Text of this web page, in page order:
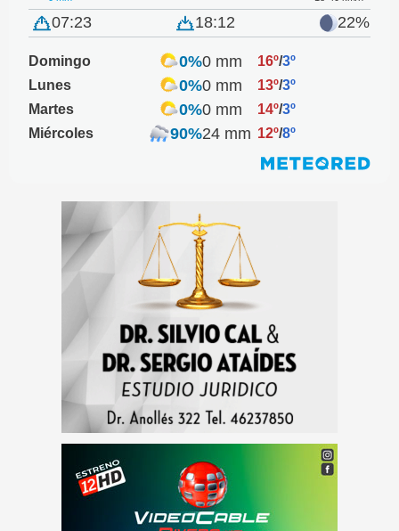
07:23 18:12 22%
Domingo 0%0 mm 16º/3º
Lunes
0%0 mm 13º/3º
Martes
0%0 mm 14º/3º
Miércoles
90%24 mm 12º/8º